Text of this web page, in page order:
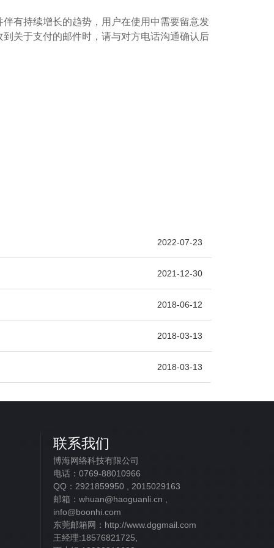
有持续增长的趋势，用户在使用中需要留意发
关于支付的邮件时，请与对方电话沟通确认后
2022-07-23
2021-12-30
2018-06-12
2018-03-13
2018-03-13
联系我们
博海网络科技有限公司
电话：0769-88010966
QQ：2921859950 , 2015029163
邮箱：whuan@haoguanli.cn ,
info@boonhi.com
东莞邮箱网：http://www.dggmail.com
王经理:18576821725,